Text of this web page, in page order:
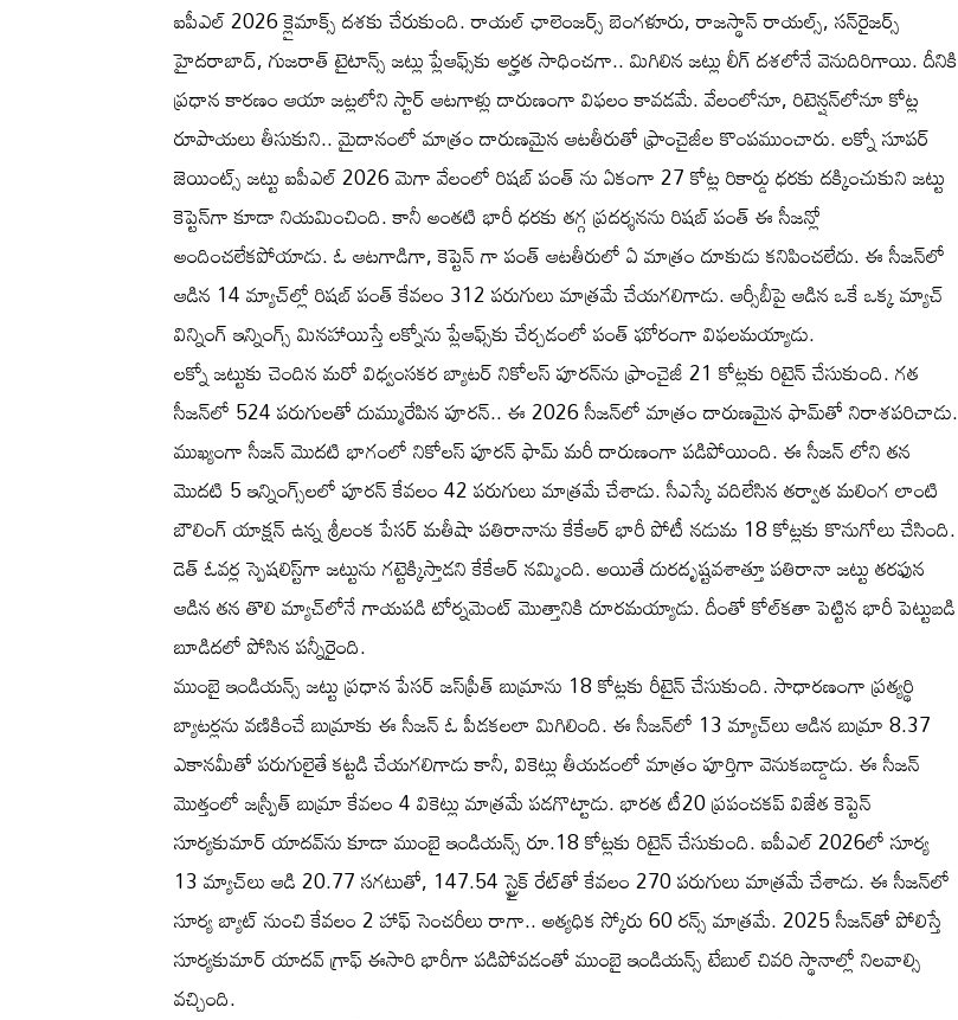
ఐపీఎల్ 2026 క్లైమాక్స్ దశకు చేరుకుంది. రాయల్ ఛాలెంజర్స్ బెంగళూరు, రాజస్థాన్ రాయల్స్, సన్‌రైజర్స్
హైదరాబాద్, గుజరాత్ టైటాన్స్ జట్లు ప్లేఆఫ్స్‌కు అర్హత సాధించగా.. మిగిలిన జట్లు లీగ్ దశలోనే వెనుదిరిగాయి. దీనికి
ప్రధాన కారణం ఆయా జట్లలోని స్టార్ ఆటగాళ్లు దారుణంగా విఫలం కావడమే. వేలంలోనూ, రిటెన్షన్‌లోనూ కోట్ల
రూపాయలు తీసుకుని.. మైదానంలో మాత్రం దారుణమైన ఆటతీరుతో ఫ్రాంచైజీల కొంపముంచారు. లక్నో సూపర్
జెయింట్స్ జట్టు ఐపీఎల్ 2026 మెగా వేలంలో రిషబ్ పంత్ ను ఏకంగా 27 కోట్ల రికార్డు ధరకు దక్కించుకుని జట్టు
కెప్టెన్‌గా కూడా నియమించింది. కానీ అంతటి భారీ ధరకు తగ్గ ప్రదర్శనను రిషబ్ పంత్ ఈ సీజన్లో
అందించలేకపోయాడు. ఓ ఆటగాడిగా, కెప్టెన్ గా పంత్ ఆటతీరులో ఏ మాత్రం దూకుడు కనిపించలేదు. ఈ సీజన్‌లో
ఆడిన 14 మ్యాచ్‌ల్లో రిషబ్ పంత్ కేవలం 312 పరుగులు మాత్రమే చేయగలిగాడు. ఆర్సీబీపై ఆడిన ఒకే ఒక్క మ్యాచ్
విన్నింగ్ ఇన్నింగ్స్ మినహాయిస్తే లక్నోను ప్లేఆఫ్స్‌కు చేర్చడంలో పంత్ ఘోరంగా విఫలమయ్యాడు.
లక్నో జట్టుకు చెందిన మరో విధ్వంసకర బ్యాటర్ నికోలస్ పూరన్‌ను ఫ్రాంచైజీ 21 కోట్లకు రిటైన్ చేసుకుంది. గత
సీజన్‌లో 524 పరుగులతో దుమ్మురేపిన పూరన్.. ఈ 2026 సీజన్‌లో మాత్రం దారుణమైన ఫామ్‌తో నిరాశపరిచాడు.
ముఖ్యంగా సీజన్ మొదటి భాగంలో నికోలస్ పూరన్ ఫామ్ మరీ దారుణంగా పడిపోయింది. ఈ సీజన్ లోని తన
మొదటి 5 ఇన్నింగ్స్‌లలో పూరన్ కేవలం 42 పరుగులు మాత్రమే చేశాడు. సీఎస్కే వదిలేసిన తర్వాత మలింగ లాంటి
బౌలింగ్ యాక్షన్ ఉన్న శ్రీలంక పేసర్ మతీషా పతిరానాను కేకేఆర్ భారీ పోటీ నడుమ 18 కోట్లకు కొనుగోలు చేసింది.
డెత్ ఓవర్ల స్పెషలిస్ట్‌గా జట్టును గట్టెక్కిస్తాడని కేకేఆర్ నమ్మింది. అయితే దురదృష్టవశాత్తూ పతిరానా జట్టు తరఫున
ఆడిన తన తొలి మ్యాచ్‌లోనే గాయపడి టోర్నమెంట్ మొత్తానికి దూరమయ్యాడు. దీంతో కోల్‌కతా పెట్టిన భారీ పెట్టుబడి
బూడిదలో పోసిన పన్నీరైంది.
ముంబై ఇండియన్స్ జట్టు ప్రధాన పేసర్ జస్‌ప్రీత్ బుమ్రాను 18 కోట్లకు రీటైన్ చేసుకుంది. సాధారణంగా ప్రత్యర్థి
బ్యాటర్లను వణికించే బుమ్రాకు ఈ సీజన్ ఓ పీడకలలా మిగిలింది. ఈ సీజన్‌లో 13 మ్యాచ్‌లు ఆడిన బుమ్రా 8.37
ఎకానమీతో పరుగులైతే కట్టడి చేయగలిగాడు కానీ, వికెట్లు తీయడంలో మాత్రం పూర్తిగా వెనుకబడ్డాడు. ఈ సీజన్
మొత్తంలో జస్ప్రీత్ బుమ్రా కేవలం 4 వికెట్లు మాత్రమే పడగొట్టాడు. భారత టీ20 ప్రపంచకప్ విజేత కెప్టెన్
సూర్యకుమార్ యాదవ్‌ను కూడా ముంబై ఇండియన్స్ రూ.18 కోట్లకు రిటైన్ చేసుకుంది. ఐపీఎల్ 2026లో సూర్య
13 మ్యాచ్‌లు ఆడి 20.77 సగటుతో, 147.54 స్ట్రైక్ రేట్‌తో కేవలం 270 పరుగులు మాత్రమే చేశాడు. ఈ సీజన్‌లో
సూర్య బ్యాట్ నుంచి కేవలం 2 హాఫ్ సెంచరీలు రాగా.. అత్యధిక స్కోరు 60 రన్స్ మాత్రమే. 2025 సీజన్‌తో పోలిస్తే
సూర్యకుమార్ యాదవ్ గ్రాఫ్ ఈసారి భారీగా పడిపోవడంతో ముంబై ఇండియన్స్ టేబుల్ చివరి స్థానాల్లో నిలవాల్సి
వచ్చింది.